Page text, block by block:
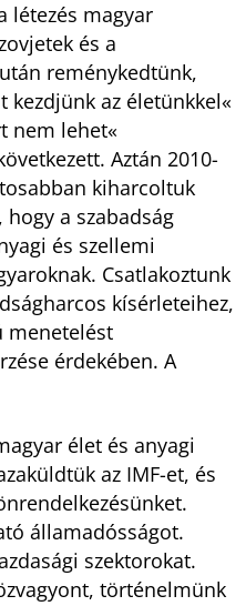
létezés magyar
és a
reménykedtünk,
kezdjünk az életünkkel«
nem lehet«
Aztán 2010-
kiharcoltuk
a szabadság
és szellemi
Csatlakoztunk
kísérleteihez,
menetelést
érdekében. A
élet és anyagi
az IMF-et, és
államadósságot.
szektorokat.
történelmünk